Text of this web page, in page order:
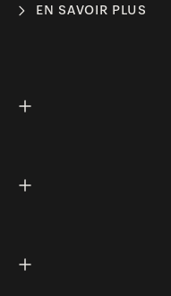
EN SAVOIR PLUS